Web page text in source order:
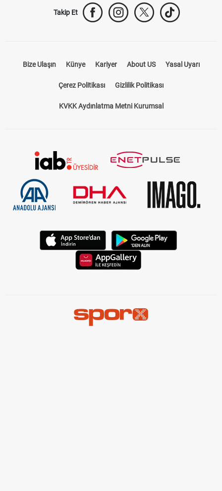
Trabzonspor Transfer Canlı İzle iddaa Sonuçları Aktif Sayaç